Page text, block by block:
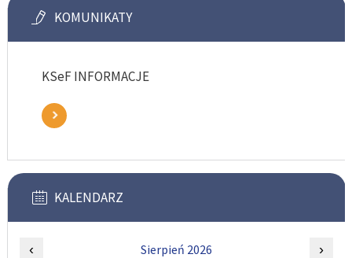
KOMUNIKATY
KSeF INFORMACJE
KALENDARZ
‹ Sierpień 2026 ›